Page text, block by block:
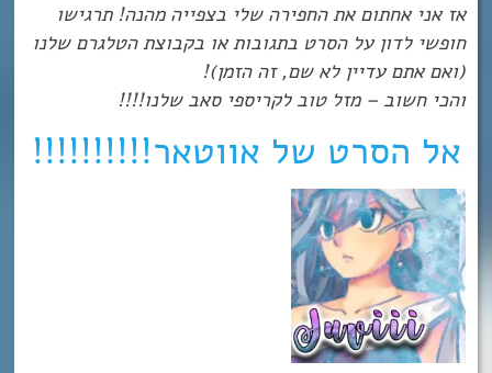
אז אני אחתום את החפירה שלי בצפייה מהנה! תרגישו
חופשי לדון על הסרט בתגובות או בקבוצת הטלגרם שלנו
(ואם אתם עדיין לא שם, זה הזמן)!
והכי חשוב – מזל טוב לקריספי סאב שלנו!!!!
אל הסרט של אווטאר!!!!!!!!!!